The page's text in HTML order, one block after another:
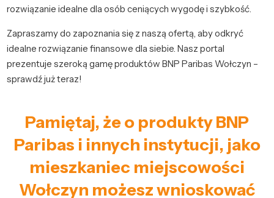
rozwiązanie idealne dla osób ceniących wygodę i szybkość.
Zapraszamy do zapoznania się z naszą ofertą, aby odkryć
idealne rozwiązanie finansowe dla siebie. Nasz portal
prezentuje szeroką gamę produktów BNP Paribas Wołczyn –
sprawdź już teraz!
Pamiętaj, że o produkty BNP
Paribas i innych instytucji, jako
mieszkaniec miejscowości
Wołczyn możesz wnioskować